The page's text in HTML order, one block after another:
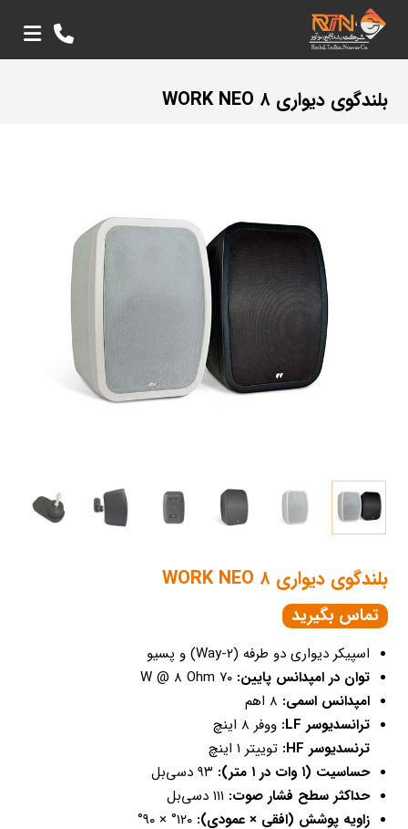
بلندگوی دیواری WORK NEO ۸
بلندگوی دیواری WORK NEO ۸
تماس بگیرید
اسپیکر دیواری دو طرفه (۲-Way) و پسیو
توان در امپدانس پایین: ۷۰ W @ ۸ Ohm
امپدانس اسمی:
ترانسدیوسر LF:
ووفر ۸ اینچ
ترنسدیوسر HF:
توییتر ۱ اینچ
حساسیت (۱ وات در ۱ متر):
حداکثر سطح فشار صوت:
زاویه پوشش (افقی × عمودی): ۱۲۰° × ۹۰°